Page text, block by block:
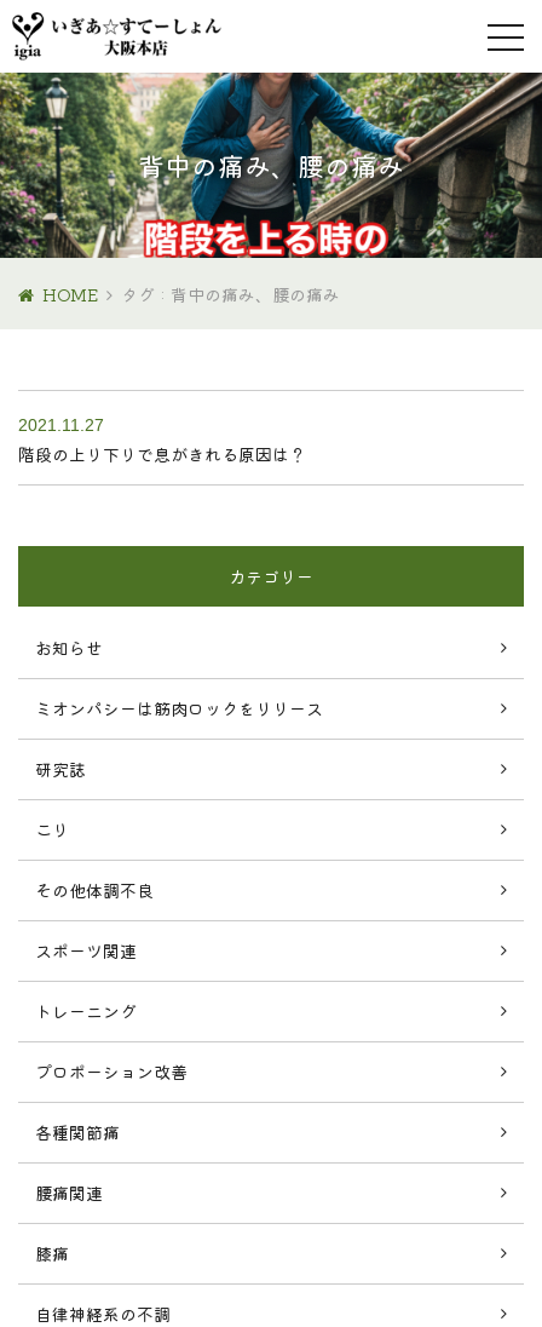
背中の痛み、腰の痛み
HOME タグ : 背中の痛み、腰の痛み
2021.11.27
階段の上り下りで息がきれる原因は？
カテゴリー
お知らせ
ミオンパシーは筋肉ロックをリリース
研究誌
こり
その他体調不良
スポーツ関連
トレーニング
プロポーション改善
各種関節痛
腰痛関連
膝痛
自律神経系の不調